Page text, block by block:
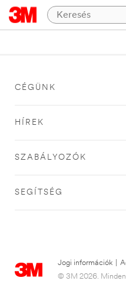
CÉGÜNK
HÍREK
SZABÁLYOZÓK
SEGÍTSÉG
Jogi információk
© 3M 2026. Minden